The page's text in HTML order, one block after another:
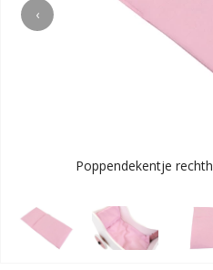
‹
Poppendekentje